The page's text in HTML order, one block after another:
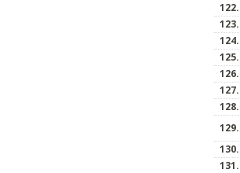
122.
123.
124.
125.
126.
127.
128.
129.
130.
131.